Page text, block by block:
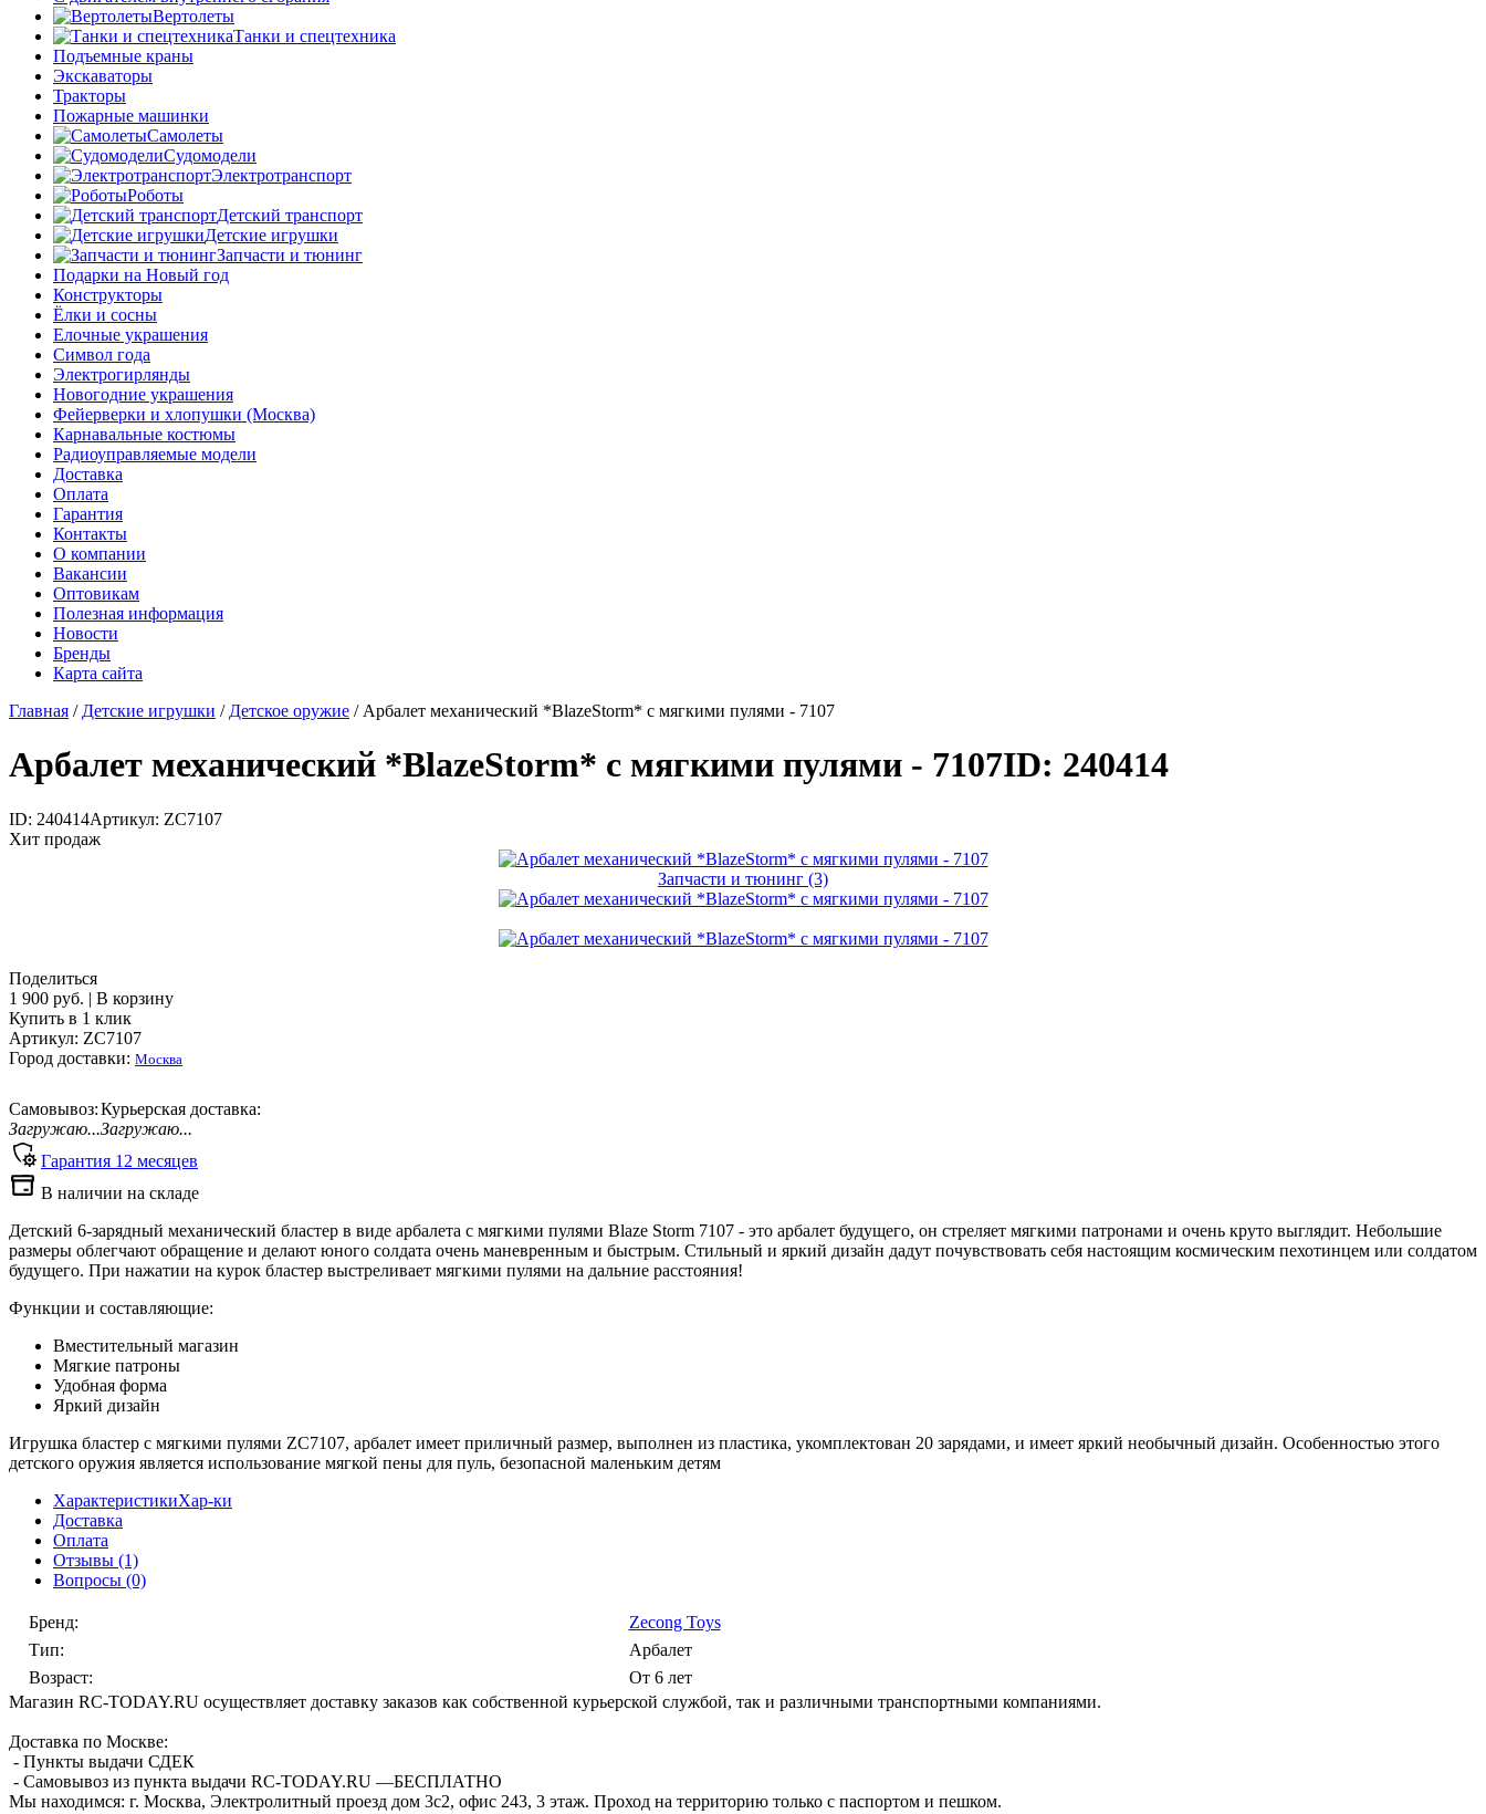
Вертолеты
Танки и спецтехника
Подъемные краны
Экскаваторы
Тракторы
Пожарные машинки
Самолеты
Судомодели
Электротранспорт
Роботы
Детский транспорт
Детские игрушки
Запчасти и тюнинг
Подарки на Новый год
Конструкторы
Ёлки и сосны
Елочные украшения
Символ года
Электрогирлянды
Новогодние украшения
Фейерверки и хлопушки (Москва)
Карнавальные костюмы
Радиоуправляемые модели
Доставка
Оплата
Гарантия
Контакты
О компании
Вакансии
Оптовикам
Полезная информация
Новости
Бренды
Карта сайта
Главная / Детские игрушки / Детское оружие / Арбалет механический *BlazeStorm* с мягкими пулями - 7107
Арбалет механический *BlazeStorm* с мягкими пулями - 7107ID: 240414
ID: 240414Артикул: ZC7107
Хит продаж
Запчасти и тюнинг (3)
Поделиться
1 900 руб. | В корзину
Купить в 1 клик
Артикул: ZC7107
Город доставки: Москва
Самовывоз:
Загружаю...
Курьерская доставка:
Загружаю...
Гарантия 12 месяцев
В наличии на складе
Детский 6-зарядный механический бластер в виде арбалета с мягкими пулями Blaze Storm 7107 - это арбалет будущего, он стреляет мягкими патронами и очень круто выглядит. Небольшие
размеры облегчают обращение и делают юного солдата очень маневренным и быстрым. Стильный и яркий дизайн дадут почувствовать себя настоящим космическим пехотинцем или солдатом
будущего. При нажатии на курок бластер выстреливает мягкими пулями на дальние расстояния!
Функции и составляющие:
Вместительный магазин
Мягкие патроны
Удобная форма
Яркий дизайн
Игрушка бластер с мягкими пулями ZC7107, арбалет имеет приличный размер, выполнен из пластика, укомплектован 20 зарядами, и имеет яркий необычный дизайн. Особенностью этого
детского оружия является использование мягкой пены для пуль, безопасной маленьким детям
ХарактеристикиХар-ки
Доставка
Оплата
Отзывы (1)
Вопросы (0)
Бренд:
Zecong Toys
Тип:
Арбалет
Возраст:
От 6 лет
Магазин RC-TODAY.RU осуществляет доставку заказов как собственной курьерской службой, так и различными транспортными компаниями.
Доставка по Москве:
- Пункты выдачи СДЕК
- Самовывоз из пункта выдачи RC-TODAY.RU —БЕСПЛАТНО
Мы находимся: г. Москва, Электролитный проезд дом 3с2, офис 243, 3 этаж. Проход на территорию только с паспортом и пешком.